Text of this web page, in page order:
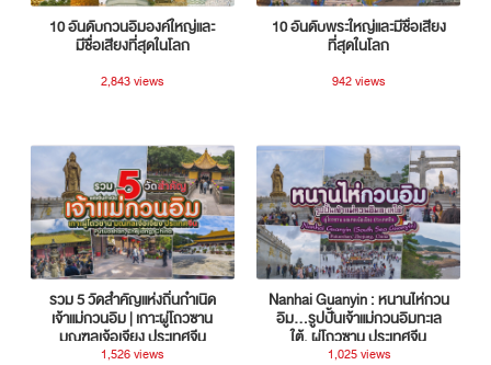
10 อันดับกวนอิมองค์ใหญ่และ
มีชื่อเสียงที่สุดในโลก
2,843 views
10 อันดับพระใหญ่และมีชื่อเสียง
ที่สุดในโลก
942 views
รวม 5 วัดสำคัญแห่งถิ่นกำเนิด
เจ้าแม่กวนอิม | เกาะผู่โถวซาน
มณฑลเจ้อเจียง ประเทศจีน
1,526 views
Nanhai Guanyin : หนานไห่กวน
อิม...รูปปั้นเจ้าแม่กวนอิมทะเล
ใต้, ผู่โถวซาน ประเทศจีน
1,025 views